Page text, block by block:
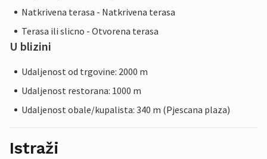
Natkrivena terasa - Natkrivena terasa
Terasa ili slicno - Otvorena terasa
U blizini
Udaljenost od trgovine: 2000 m
Udaljenost restorana: 1000 m
Udaljenost obale/kupalista: 340 m (Pjescana plaza)
Istraži